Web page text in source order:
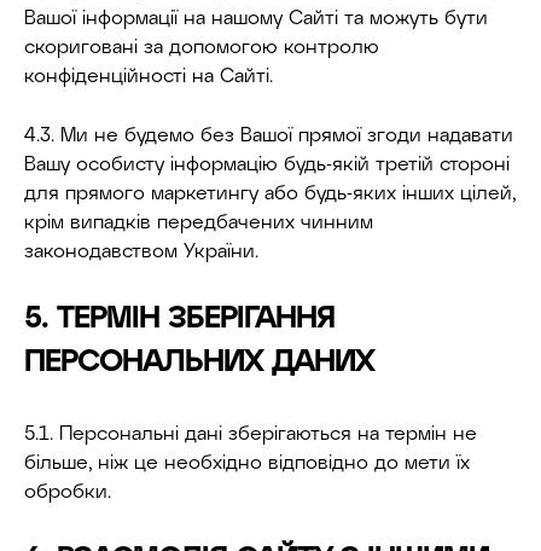
Вашої інформації на нашому Сайті та можуть бути
скориговані за допомогою контролю
конфіденційності на Сайті.
4.3. Ми не будемо без Вашої прямої згоди надавати
Вашу особисту інформацію будь-якій третій стороні
для прямого маркетингу або будь-яких інших цілей,
крім випадків передбачених чинним
законодавством України.
5. ТЕРМІН ЗБЕРІГАННЯ
ПЕРСОНАЛЬНИХ ДАНИХ
5.1. Персональні дані зберігаються на термін не
більше, ніж це необхідно відповідно до мети їх
обробки.